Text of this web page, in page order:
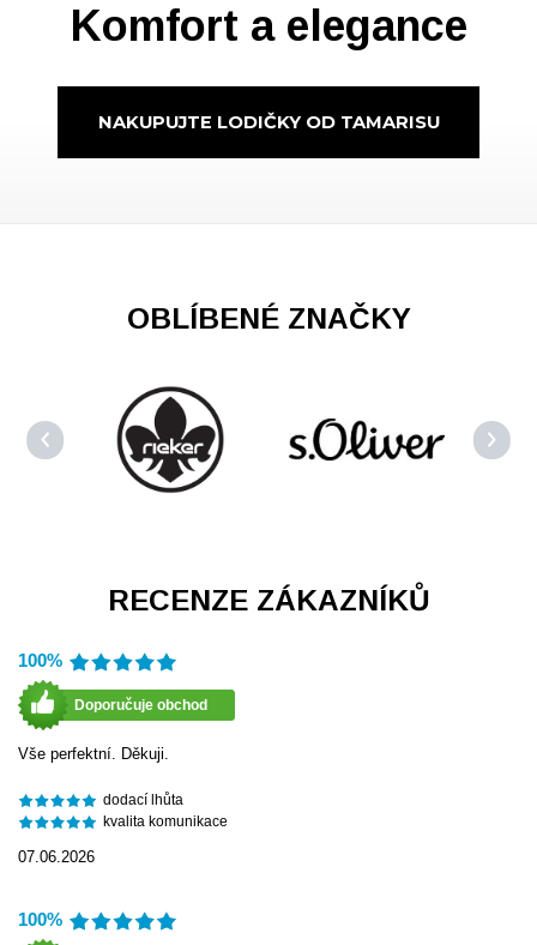
Komfort a elegance
NAKUPUJTE LODIČKY OD TAMARISU
OBLÍBENÉ ZNAČKY
RECENZE ZÁKAZNÍKŮ
100%
Doporučuje obchod
Vše perfektní. Děkuji.
dodací lhůta
kvalita komunikace
07.06.2026
100%